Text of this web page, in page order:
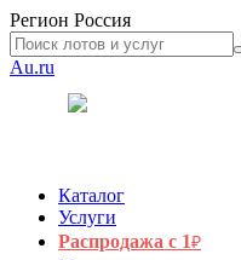
Регион Россия
Au.ru
Каталог
Услуги
Распродажа с 1₽